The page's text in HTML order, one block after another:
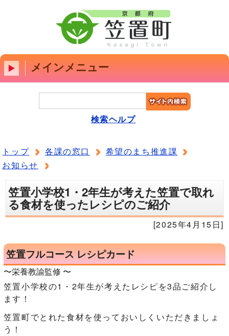
メインメニュー
検索ヘルプ
トップ 各課の窓口
希望のまち推進課
お知らせ
笠置小学校1・2年生が考えた笠置で取れ
る食材を使ったレシピのご紹介
[2025年4月15日]
笠置フルコース レシピカード
〜栄養教諭監修 〜
笠置小学校の1・2年生が考えたレシピを3品ご紹介し
ます！
笠置町でとれた食材を使っておいしくいただきましょ
う！